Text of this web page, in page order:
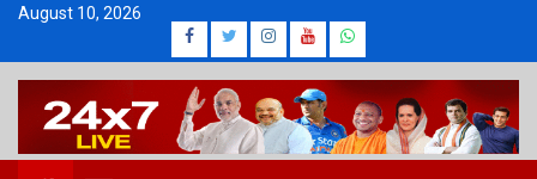
Skip
content
August 10, 2026
Facebook
Twitter
Instagram
Youtube
Whatsapp